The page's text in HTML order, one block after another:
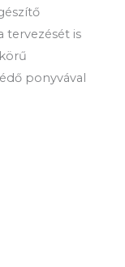
tervezését is
ponyvával